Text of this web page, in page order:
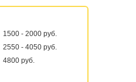
1500 - 2000 руб.
2550 - 4050 руб.
4800 руб.